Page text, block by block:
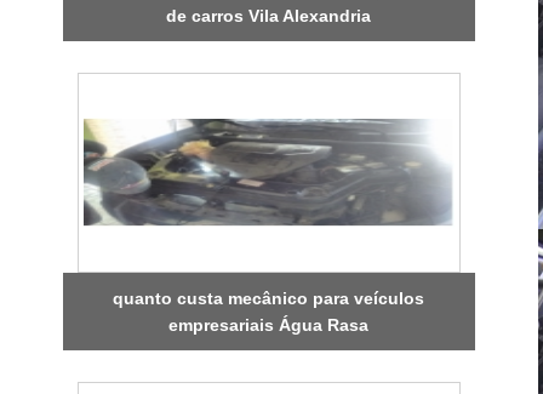
de carros Vila Alexandria
quanto custa mecânico para veículos
empresariais Água Rasa